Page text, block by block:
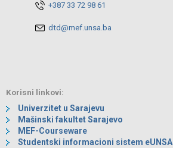
+387 33 72 98 61
dtd@mef.unsa.ba
Korisni linkovi:
Univerzitet u Sarajevu
Mašinski fakultet Sarajevo
MEF-Courseware
Studentski informacioni sistem eUNSA